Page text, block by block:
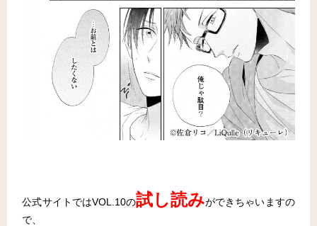
公式サイトではVOL.10の試し読みができちゃいますの
で、